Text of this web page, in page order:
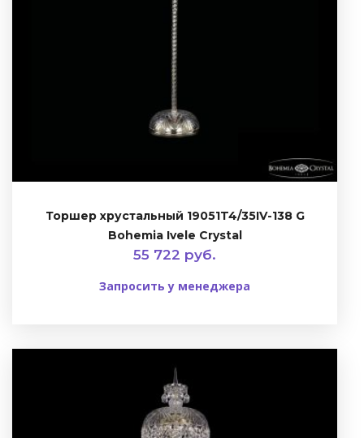
Торшер хрустальный 19051T4/35IV-138 G
Bohemia Ivele Crystal
55 722 руб.
Запросить у менеджера